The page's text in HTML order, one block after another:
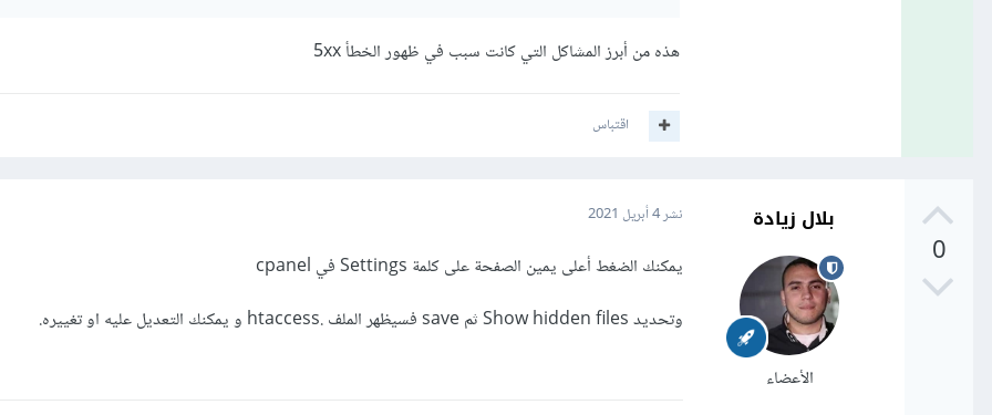
هذه من أبرز المشاكل التي كانت سبب في ظهور الخطأ 5xx
اقتباس
0
بلال زيادة
الأعضاء
نشر4 أبريل 2021
يمكنك الضغط أعلى يمين الصفحة على كلمة Settings في cpanel
وتحديد Show hidden files ثم save فسيظهر الملف .htaccess و يمكنك التعديل عليه او تغييره.